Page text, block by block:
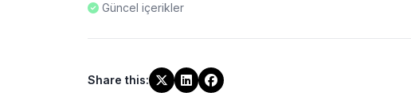
Güncel içerikler
Share this: